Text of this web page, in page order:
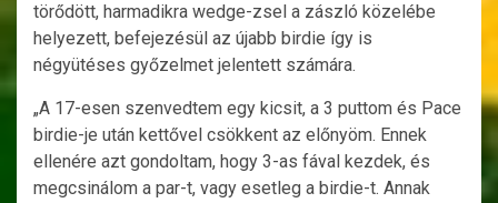
törődött, harmadikra wedge-zsel a zászló közelébe
helyezett, befejezésül az újabb birdie így is
négyütéses győzelmet jelentett számára.
„A 17-esen szenvedtem egy kicsit, a 3 puttom és Pace
birdie-je után kettővel csökkent az előnyöm. Ennek
ellenére azt gondoltam, hogy 3-as fával kezdek, és
megcsinálom a par-t, vagy esetleg a birdie-t. Annak